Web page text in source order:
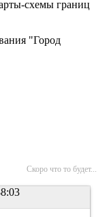
схемы границ
"Город
Скоро что то будет...